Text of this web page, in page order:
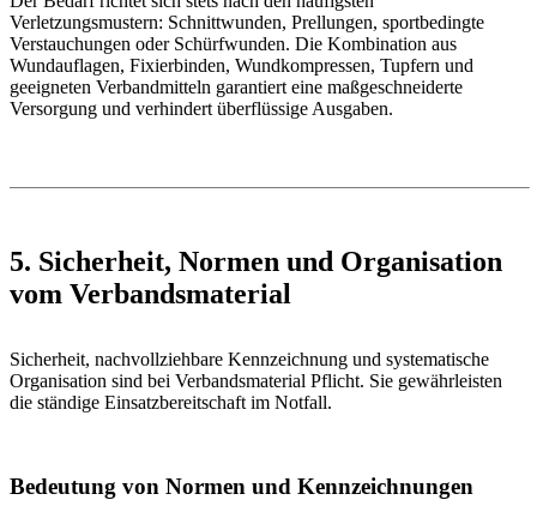
Verletzungsmustern: Schnittwunden, Prellungen, sportbedingte
Verstauchungen oder Schürfwunden. Die Kombination aus
Wundauflagen, Fixierbinden, Wundkompressen, Tupfern und
geeigneten Verbandmitteln garantiert eine maßgeschneiderte
Versorgung und verhindert überflüssige Ausgaben.
5. Sicherheit, Normen und Organisation
vom Verbandsmaterial
Sicherheit, nachvollziehbare Kennzeichnung und systematische
Organisation sind bei Verbandsmaterial Pflicht. Sie gewährleisten
die ständige Einsatzbereitschaft im Notfall.
Bedeutung von Normen und Kennzeichnungen